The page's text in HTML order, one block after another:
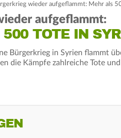
wieder aufgeflammt: Mehr als
aufgeflammt:
TOTE IN
Bürgerkrieg in Syrien flammt
die Kämpfe zahlreiche Tote